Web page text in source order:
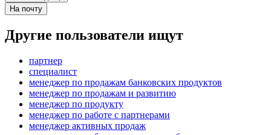
На почту
Другие пользователи ищут
партнер
специалист
менеджер по продажам банковских продуктов
менеджер по продажам и развитию
менеджер по продукту
менеджер по работе с партнерами
менеджер активных продаж